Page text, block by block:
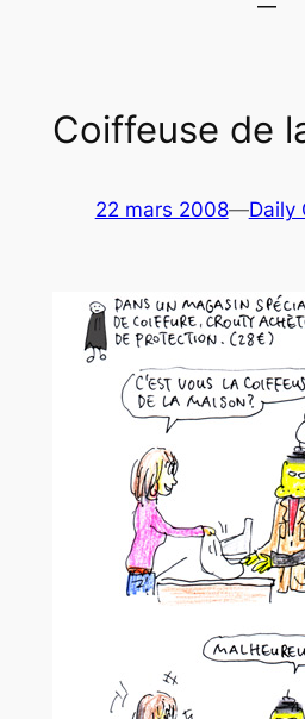
Coiffeuse de
22 mars 2008—Daily